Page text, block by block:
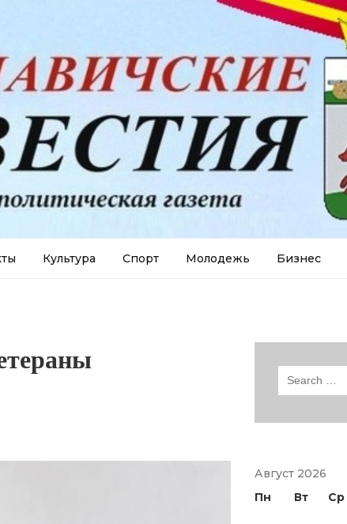
Культура Спорт Молодежь Бизнес
Search
Август 2026
Пн
Вт Ср